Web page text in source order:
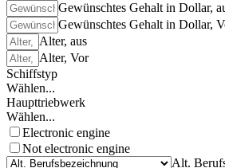
Gewünschtes Gehalt in Dollar,
Gewünschtes Gehalt in Dollar,
Alter, aus
Alter, Vor
Schiffstyp
Wählen...
Haupttriebwerk
Wählen...
Electronic engine
Not electronic engine
Alt.